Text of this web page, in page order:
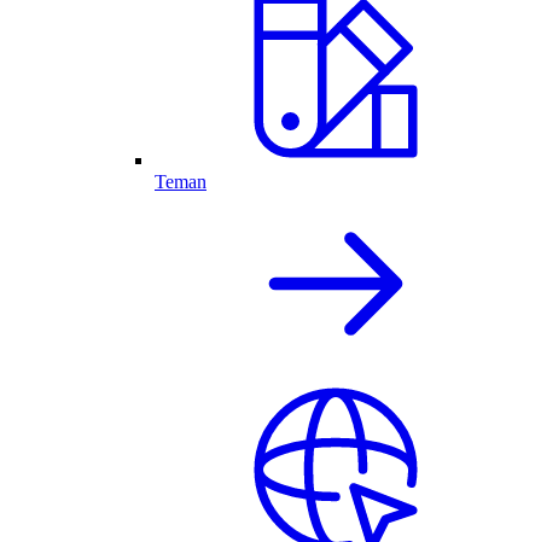
Teman